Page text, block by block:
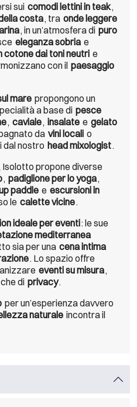
sui comodi lettini in teak,
costa, tra onde leggere
, in un’atmosfera di puro
eleganza sobria e
cotone dai toni neutri e
con il paesaggio
mare propongono un
a base di pesce
, caviale, insalate e gelato
da vini locali o
nostro head mixologist.
Isolotto propone diverse
, padiglione per lo yoga,
paddle e escursioni in
le calette vicine.
ideale per eventi: le sue
mediterranea
sia per una cena intima
. Lo spazio offre
eventi su misura,
che di privacy.
per un’esperienza davvero
naturale incontra il